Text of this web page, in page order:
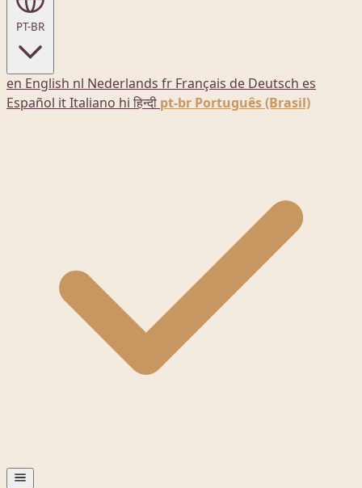
PT-BR
en English nl Nederlands fr Français de Deutsch es
Español itItaliano hi हिन्दी pt-br Português (Brasil)